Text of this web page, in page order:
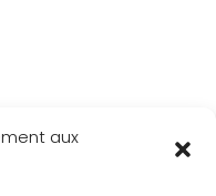
aux